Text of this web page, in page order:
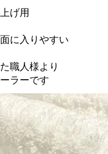
げ用
入りやすい
職人様より
ラーです